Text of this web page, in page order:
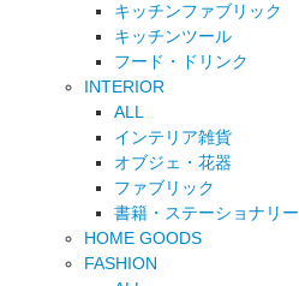
キッチンファブリック
キッチンツール
フード・ドリンク
INTERIOR
ALL
インテリア雑貨
オブジェ・花器
ファブリック
書籍・ステーショナリー
HOME GOODS
FASHION